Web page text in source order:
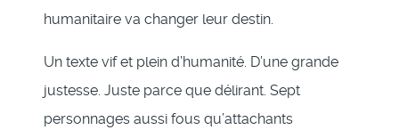
humanitaire va changer leur destin.
Un texte vif et plein d’humanité. D’une grande
justesse. Juste parce que délirant. Sept
personnages aussi fous qu’attachants